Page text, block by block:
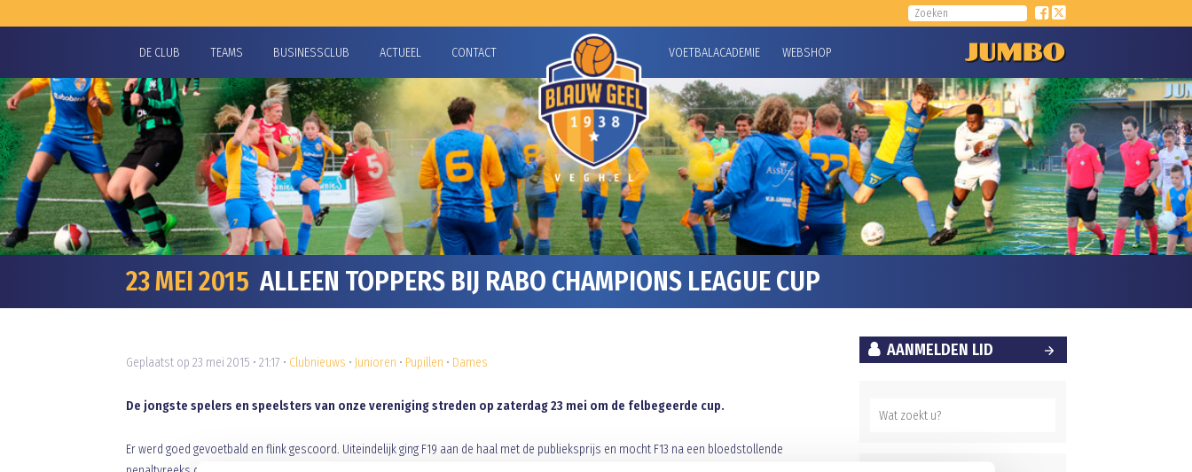
DE CLUB TEAMS BUSINESSCLUB ACTUEEL CONTACT VOETBALACADEMIE WEBSHOP
23 MEI 2015 ALLEEN TOPPERS BIJ RABO CHAMPIONS LEAGUE CUP
Geplaatst op 23 mei 2015 • 21:17 • Clubnieuws • Junioren • Pupillen • Dames
De jongste spelers en speelsters van onze vereniging streden op zaterdag 23 mei om de felbegeerde cup.
Er werd goed gevoetbald en flink gescoord. Uiteindelijk ging F19 aan de haal met de publieksprijs en mocht F13 na een bloedstollende
AANMELDEN LID